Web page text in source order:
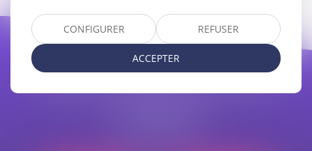
CONFIGURER REFUSER
ACCEPTER